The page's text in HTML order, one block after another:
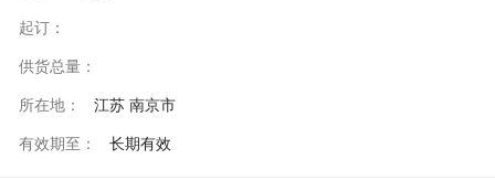
起订：
供货总量：
所在地： 江苏 南京市
有效期至： 长期有效